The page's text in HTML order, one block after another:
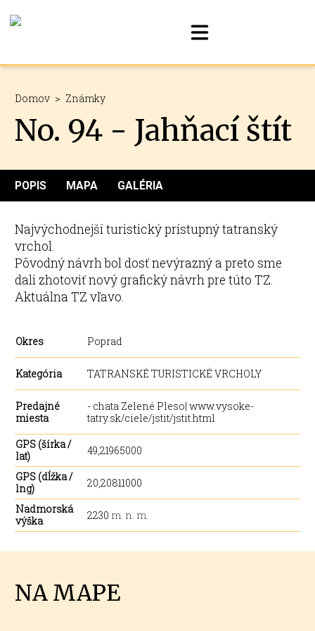
Domov > Známky
No. 94 - Jahňací štít
POPIS MAPA GALÉRIA
Najvýchodnejší turistický prístupný tatranský
vrchol.
Pôvodný návrh bol dosť nevýrazný a preto sme
dali zhotoviť nový grafický návrh pre túto TZ.
Aktuálna TZ vľavo.
Okres Poprad
Kategória TATRANSKÉ TURISTICKÉ VRCHOLY
Predajné
miesta
- chata Zelené Pleso| www.vysoke-
tatry.sk/ciele/jstit/jstit.html
GPS (šírka /
lat)
49,21965000
GPS (dĺžka /
lng)
20,20811000
Nadmorská
výška
2230 m. n. m.
NA MAPE